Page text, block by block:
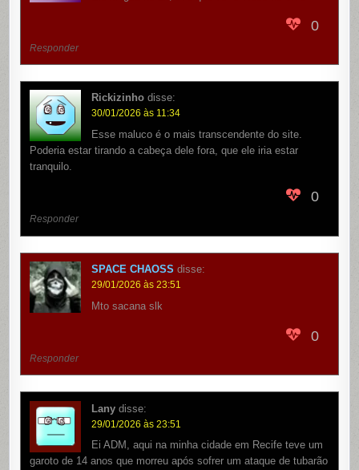
0
Responder
Rickizinho disse:
30/01/2026 às 11:34
Esse maluco é o mais transcendente do site.
Poderia estar tirando a cabeça dele fora, que ele iria estar
tranquilo.
0
Responder
SPACE CHAOSS disse:
29/01/2026 às 23:51
Mto sacana slk
0
Responder
Lany disse:
29/01/2026 às 23:51
Ei ADM, aqui na minha cidade em Recife teve um
garoto de 14 anos que morreu após sofrer um ataque de tubarão